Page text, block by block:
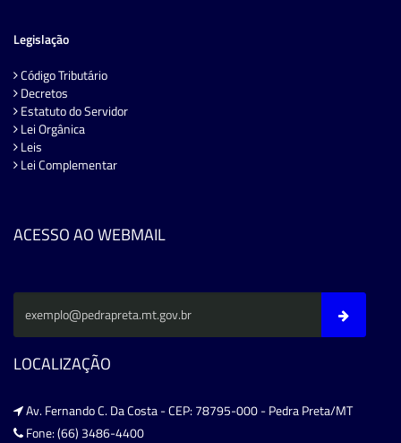
Legislação
Código Tributário
Decretos
Estatuto do Servidor
Lei Orgânica
Leis
Lei Complementar
ACESSO AO WEBMAIL
LOCALIZAÇÃO
Av. Fernando C. Da Costa - CEP: 78795-000 - Pedra Preta/MT
Fone: (66) 3486-4400